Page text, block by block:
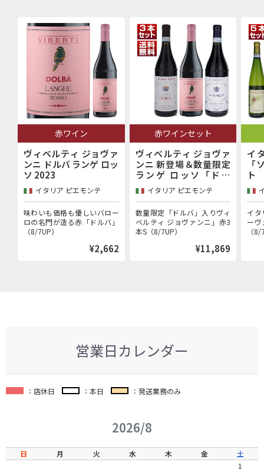
赤ワイン
ヴィベルティ ジョヴァ
ンニ ドルバ ランゲ ロッ
ソ 2023
イタリア ピエモンテ
味わいも価格も優しいバロー
ロの名門が造る赤「ドルバ」
（8/7UP）
¥2,662
赤ワインセット
ヴィベルティ ジョヴァ
ンニ 新登場＆数量限定
ランゲ ロッソ「ドル
バ」入り！バローロ村
で100年以上続く歴史
的生産者「ヴィベルテ
ィ ジョヴァンニ」赤3
本セット
イタリア ピエモンテ
数量限定「ドルバ」入りヴィ
ベルティ ジョヴァンニ」赤3
本S（8/7UP）
¥11,869
イ
「
ト
イタ
ー
（
営業日カレンダー
：店休日 ：本日 ：発送業務のみ
2026/8
日 月 火 水 木 金
土
1